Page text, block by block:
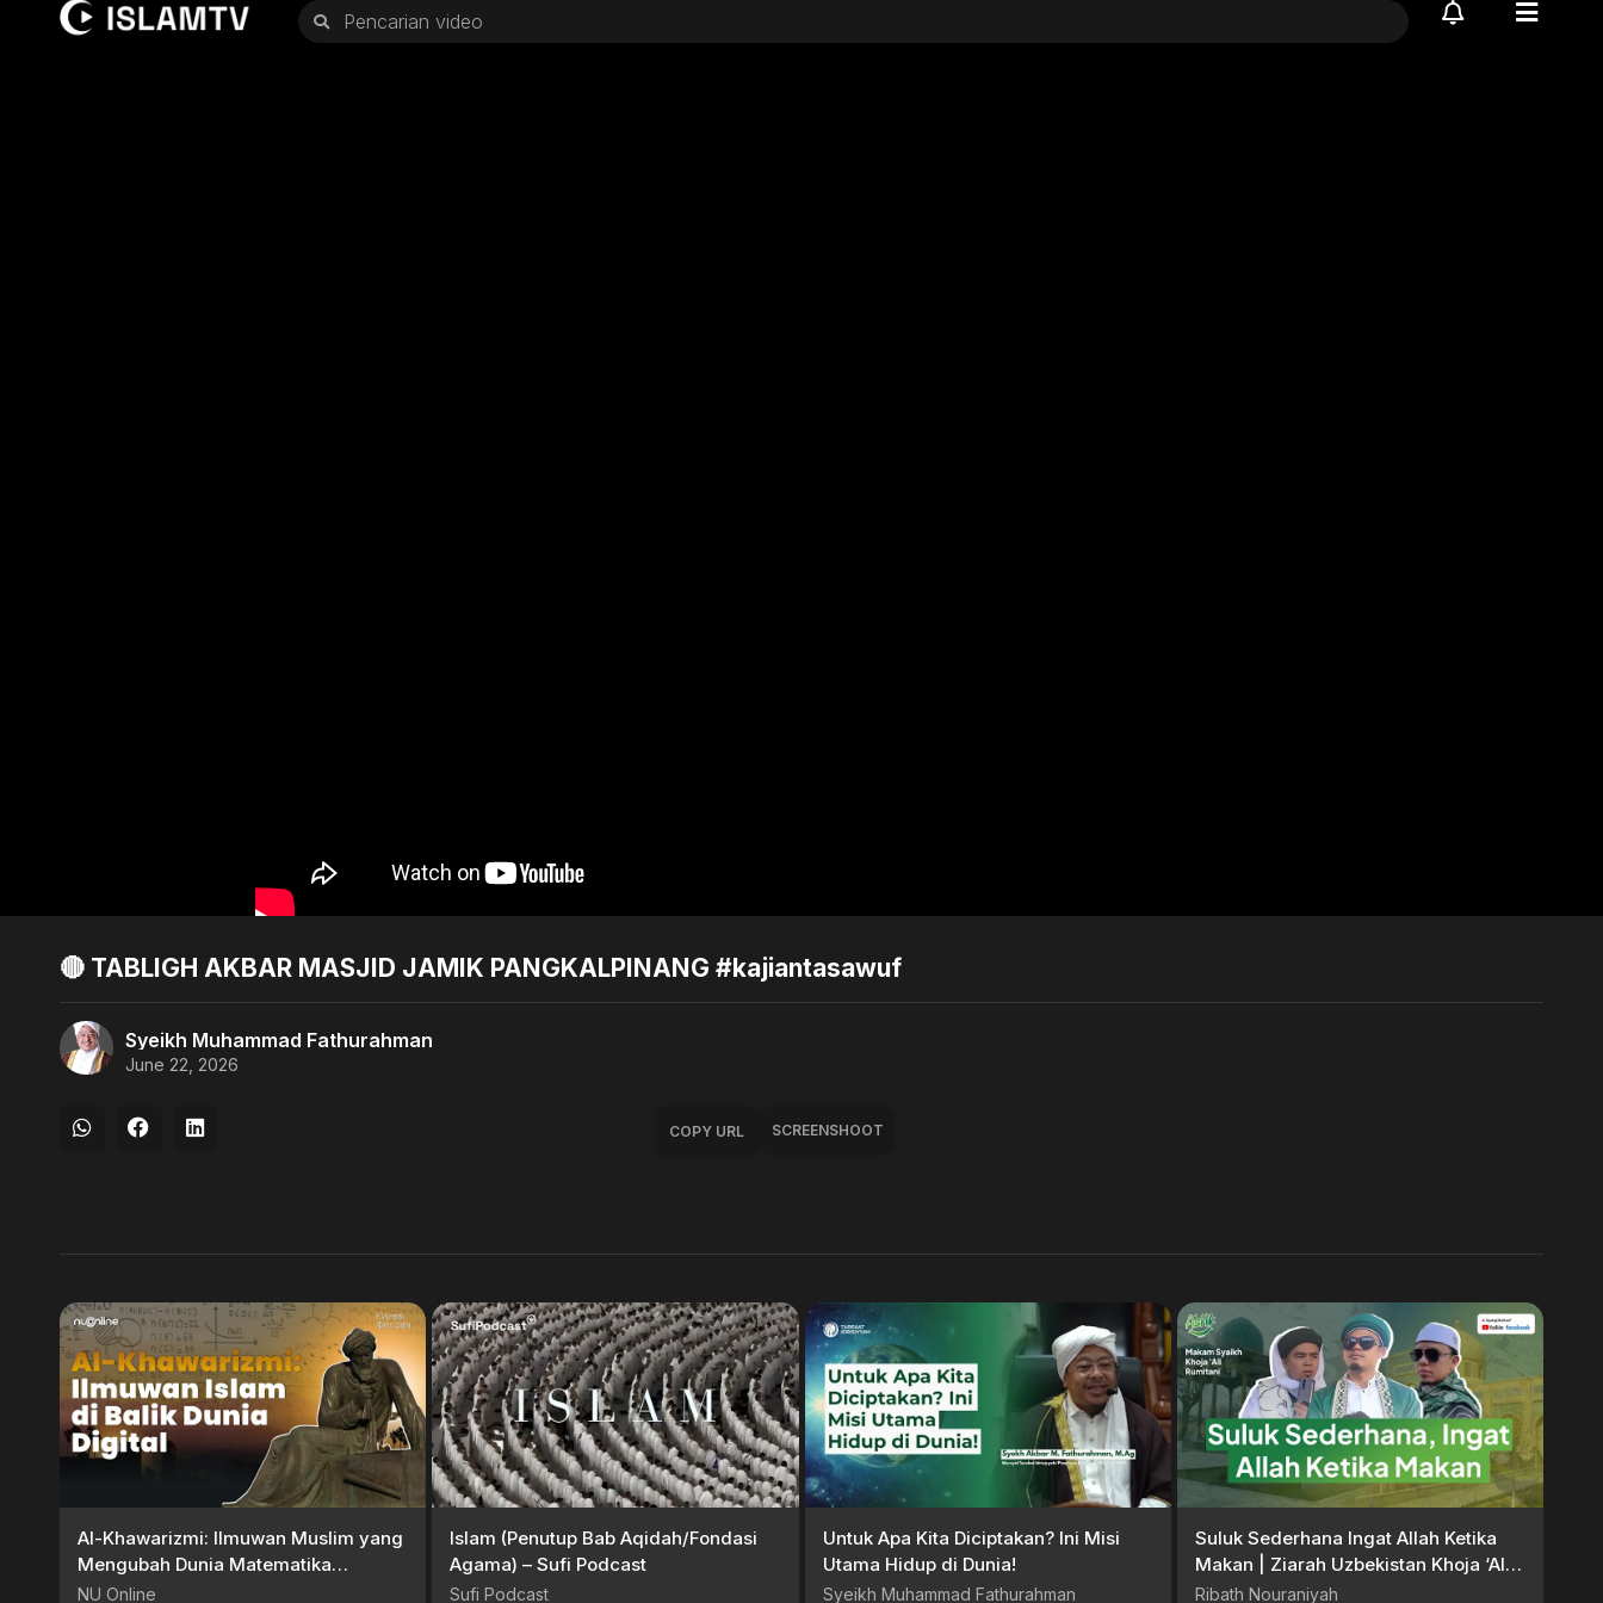
🔴 TABLIGH AKBAR MASJID JAMIK PANGKALPINANG #kajiantasawuf
Syeikh Muhammad Fathurahman
June 22, 2026
COPY URL SCREENSHOOT
Al-Khawarizmi: Ilmuwan Muslim yang
Mengubah Dunia Matematika
Selamanya | Khazanah Ulama Dunia
NU Online
Islam (Penutup Bab Aqidah/Fondasi
Agama) – Sufi Podcast
Sufi Podcast
Untuk Apa Kita Diciptakan? Ini Misi
Utama Hidup di Dunia!
Syeikh Muhammad Fathurahman
Suluk Sederhana Ingat Allah Ketika
Makan | Ziarah Uzbekistan Khoja ‘Ali
Rumitani
Ribath Nouraniyah